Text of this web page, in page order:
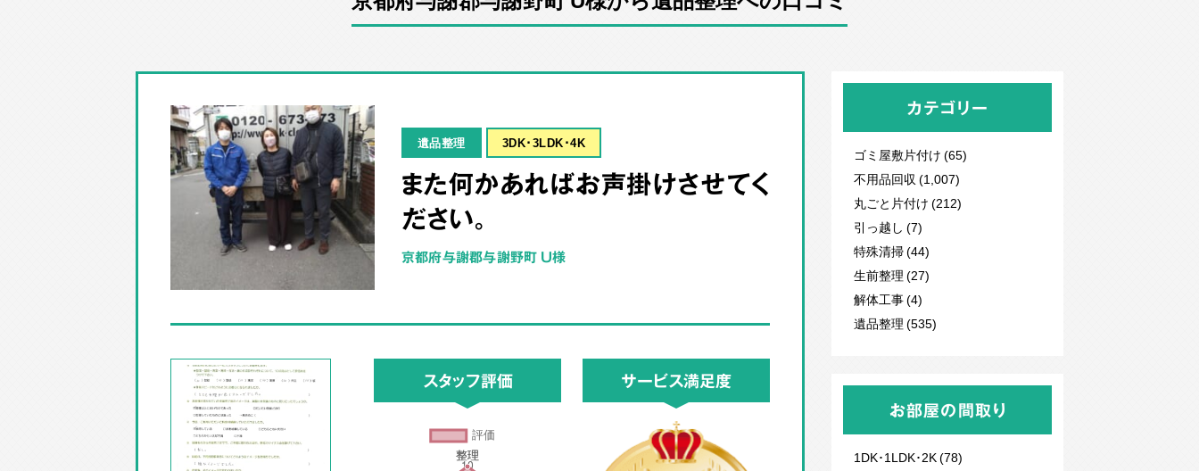
遺品整理 3DK･3LDK･4K
また何かあればお声掛けさせてく
ださい。
京都府与謝郡与謝野町 U様
スタッフ評価 サービス満足度
カテゴリー
ゴミ屋敷片付け (65)
不用品回収 (1,007)
丸ごと片付け (212)
引っ越し (7)
特殊清掃 (44)
生前整理 (27)
解体工事 (4)
遺品整理 (535)
お部屋の間取り
1DK･1LDK･2K (78)